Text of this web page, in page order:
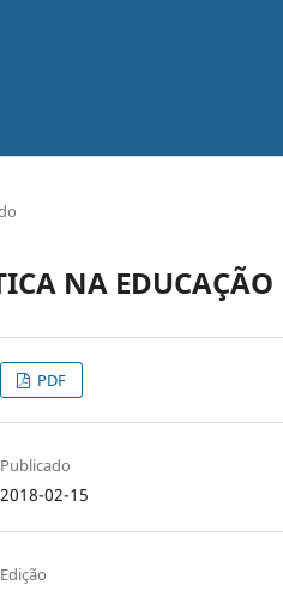
NA EDUCAÇÃO
PDF
Publicado
2018-02-15
Edição